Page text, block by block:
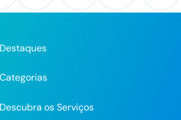
Destaques
Categorias
Descubra os Serviços